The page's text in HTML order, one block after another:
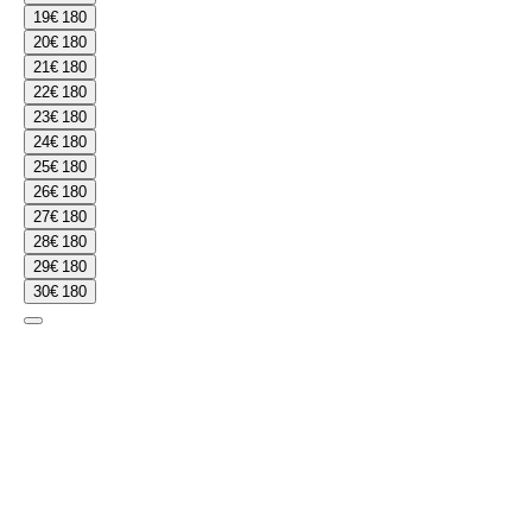
19€ 180
20€ 180
21€ 180
22€ 180
23€ 180
24€ 180
25€ 180
26€ 180
27€ 180
28€ 180
29€ 180
30€ 180